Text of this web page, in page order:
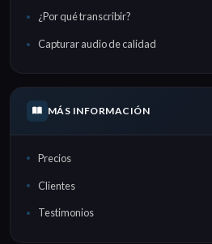
¿Por qué transcribir?
Capturar audio de calidad
MÁS INFORMACIÓN
Precios
Clientes
Testimonios